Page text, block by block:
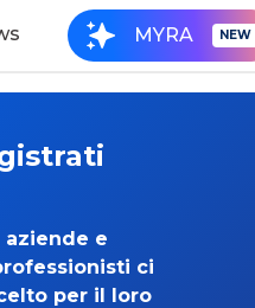
MYRA
aziende e
ci
per il loro